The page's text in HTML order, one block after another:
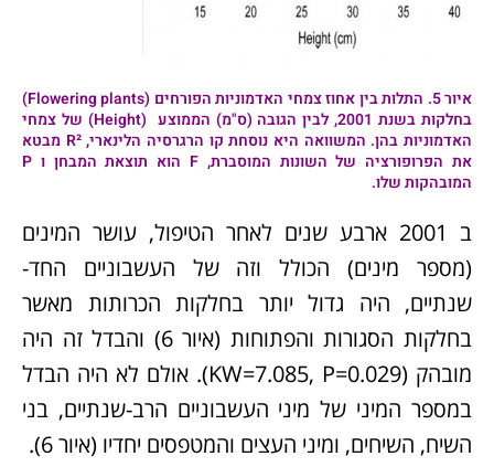
איור 5.
התלות בין אחוז צמחי האדמוניות הפורחים (Flowering plants)
בחלקות בשנת 2001, לבין הגובה (ס"מ) הממוצע (Height) של צמחי
האדמוניות בהן. המשוואה היא נוסחת קו הרגרסיה הלינארי, R² מבטא
את הפרופורציה של השונות המוסברת, F הוא תוצאת המבחן ו P
המובהקות שלו.
ב 2001 ארבע שנים לאחר הטיפול, עושר המינים
(מספר מינים) הכולל וזה של העשבוניים החד-
שנתיים, היה גדול יותר בחלקות הכרותות מאשר
בחלקות הסגורות והפתוחות (איור 6) והבדל זה היה
מובהק (KW=7.085, P=0.029). אולם לא היה הבדל
במספר המיני של מיני העשבוניים הרב-שנתיים, בני
השיח, השיחים, ומיני העצים והמטפסים יחדיו (איור 6).